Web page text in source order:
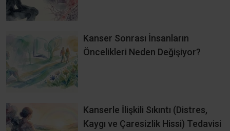
Kanser Sonrası İnsanların
Öncelikleri Neden Değişiyor?
Kanserle İlişkili Sıkıntı (Distres,
Kaygı ve Çaresizlik Hissi) Tedavisi